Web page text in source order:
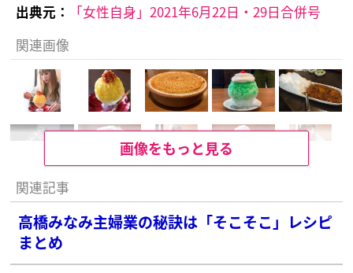
出典元：
「女性自身」2021年6月22日・29日合併号
関連画像
画像をもっと見る
関連記事
高橋みなみ主婦業の秘訣は「そこそこ」レシピ
まとめ